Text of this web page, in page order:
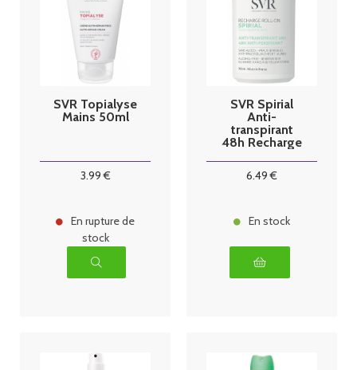
SVR Topialyse
Mains 50ml
3.99€
En rupture de
stock
SVR Spirial
Anti-
transpirant
48h Recharge
6.49 €
En stock